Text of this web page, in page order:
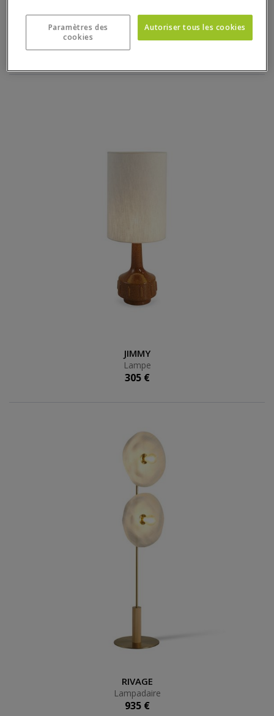
BOAZ
Lampe
145 €
JIMMY
Lampe
305 €
RIVAGE
Lampadaire
935 €
Paramètres des
cookies
Autoriser tous les cookies